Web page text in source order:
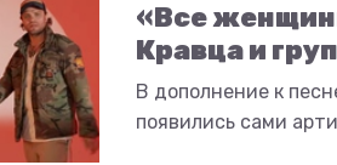
«Все
Кравца и
В дополнение к
появились сами